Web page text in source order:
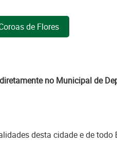
de Flores
diretamente no Municipal de
desta cidade e de